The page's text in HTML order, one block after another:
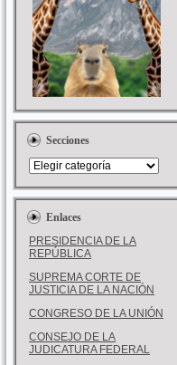
Secciones
Enlaces
PRESIDENCIA DE LA
REPÚBLICA
SUPREMA CORTE DE
JUSTICIA DE LA NACIÓN
CONGRESO DE LA UNIÓN
CONSEJO DE LA
JUDICATURA FEDERAL